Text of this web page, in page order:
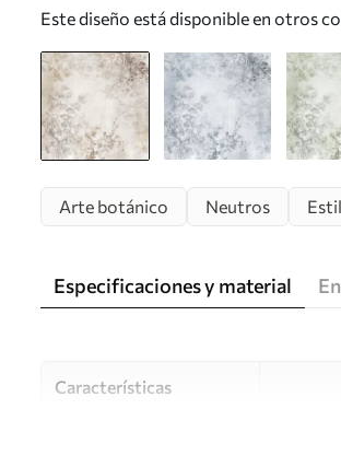
en estilo dibujo,
Nr. w09402
Este diseño está disponible en otros
Arte botánico Neutros
Especificaciones y material
Características